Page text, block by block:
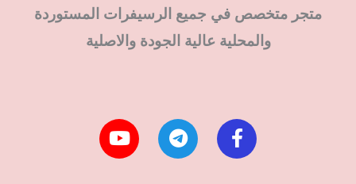
متجر متخصص في جميع الرسيفرات المستوردة
والمحلية عالية الجودة والاصلية